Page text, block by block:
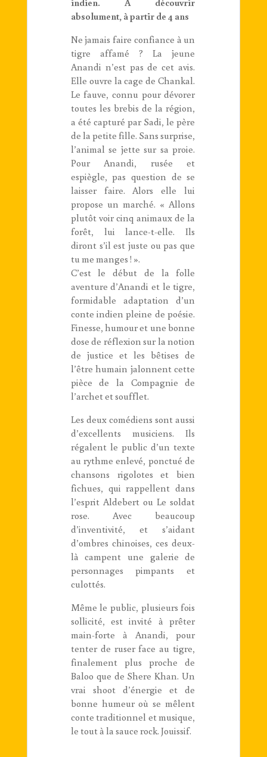
indien. A découvrir
absolument, à partir de 4 ans
Ne jamais faire confiance à un
tigre affamé ? La jeune
Anandi n’est pas de cet avis.
Elle ouvre la cage de Chankal.
Le fauve, connu pour dévorer
toutes les brebis de la région,
a été capturé par Sadi, le père
de la petite fille. Sans surprise,
l’animal se jette sur sa proie.
Pour Anandi, rusée et
espiègle, pas question de se
laisser faire. Alors elle lui
propose un marché. « Allons
plutôt voir cinq animaux de la
forêt, lui lance-t-elle. Ils
diront s’il est juste ou pas que
tu me manges ! ».
C’est le début de la folle
aventure d’Anandi et le tigre,
formidable adaptation d’un
conte indien pleine de poésie.
Finesse, humour et une bonne
dose de réflexion sur la notion
de justice et les bêtises de
l’être humain jalonnent cette
pièce de la Compagnie de
l’archet et soufflet.
Les deux comédiens sont aussi
d’excellents musiciens. Ils
régalent le public d’un texte
au rythme enlevé, ponctué de
chansons rigolotes et bien
fichues, qui rappellent dans
l’esprit Aldebert ou Le soldat
rose. Avec beaucoup
d’inventivité, et s’aidant
d’ombres chinoises, ces deux-
là campent une galerie de
personnages pimpants et
culottés.
Même le public, plusieurs fois
sollicité, est invité à prêter
main-forte à Anandi, pour
tenter de ruser face au tigre,
finalement plus proche de
Baloo que de Shere Khan. Un
vrai shoot d’énergie et de
bonne humeur où se mêlent
conte traditionnel et musique,
le tout à la sauce rock. Jouissif.